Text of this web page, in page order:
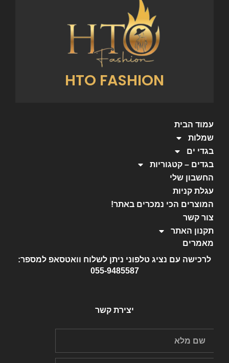
HTO FASHION
עמוד הבית
שמלות
בגדי ים
בגדים – קטגוריות
החשבון שלי
עגלת קניות
המוצרים הכי נמכרים באתר!
צור קשר
תקנון האתר
מאמרים
לרכישה עם נציג טלפוני ניתן לשלוח וואטסאפ למספר:
055-9485587
יצירת קשר